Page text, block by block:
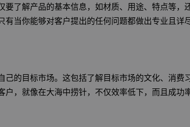
了解产品的基本信息，如材质、用途、特点等，
当你能够对客户提出的任何问题都做出专业且详
的目标市场。这包括了解目标市场的文化、消费
，就像在大海中捞针，不仅效率低下，而且成功